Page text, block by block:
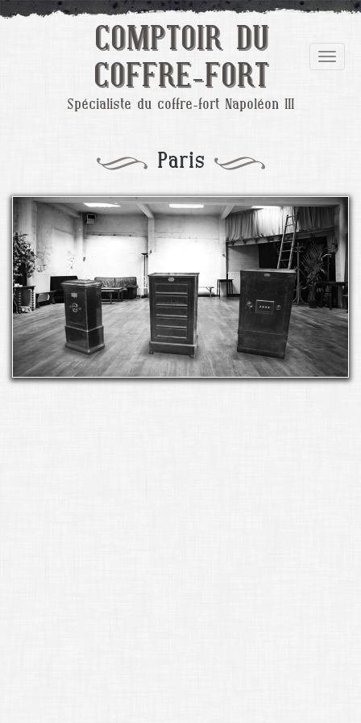
COMPTOIR DU
COFFRE-FORT
Spécialiste du coffre-fort Napoléon III
Paris